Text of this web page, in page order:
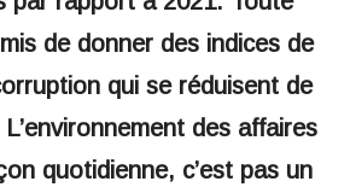
de donner des indices de
qui se réduisent de
des affaires
quotidienne, c’est pas un